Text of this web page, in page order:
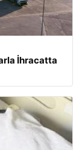
İhracatta